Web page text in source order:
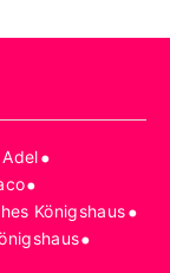
•
•
Königshaus•
•